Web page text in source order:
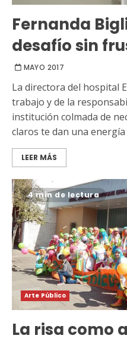
Fernanda
desafío sin
MAYO 2017
La directora del hospital
trabajo y de la
institución colmada de
claros te dan una
LEER MÁS
4 min de lectura
Arte Público
La risa como